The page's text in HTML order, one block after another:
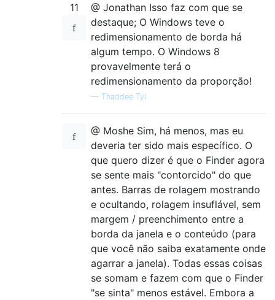
11
@ Jonathan Isso faz com que se
destaque; O Windows teve o
redimensionamento de borda há
algum tempo. O Windows 8
provavelmente terá o
redimensionamento da proporção!
— Thaddee Tyl
@ Moshe Sim, há menos, mas eu
deveria ter sido mais específico. O
que quero dizer é que o Finder agora
se sente mais "contorcido" do que
antes. Barras de rolagem mostrando
e ocultando, rolagem insuflável, sem
margem / preenchimento entre a
borda da janela e o conteúdo (para
que você não saiba exatamente onde
agarrar a janela). Todas essas coisas
se somam e fazem com que o Finder
"se sinta" menos estável. Embora a